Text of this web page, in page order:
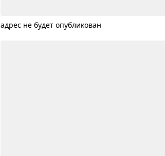
адрес не будет опубликован